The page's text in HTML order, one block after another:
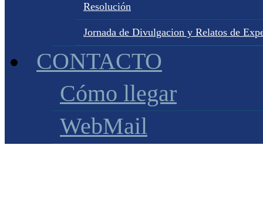
Resolución
Jornada de Divulgacion y Relatos de
CONTACTO
Cómo llegar
WebMail